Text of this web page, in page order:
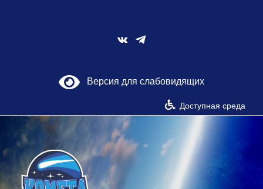
Vk
Версия для слабовидящих
Доступная среда